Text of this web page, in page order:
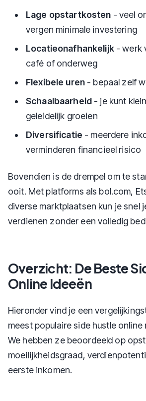
Lage opstartkosten - veel
vergen minimale investering
Locatieonafhankelijk- werk
café of onderweg
Flexibele uren - bepaal zelf
Schaalbaarheid - je kunt
geleidelijk groeien
Diversificatie - meerdere
verminderen financieel risico
Bovendien is de drempel om te
ooit. Met platforms als bol.com,
diverse marktplaatsen kun je snel
verdienen zonder een volledig
Overzicht: De Beste
Online Ideeën
Hieronder vind je een
meest populaire side hustle online
We hebben ze beoordeeld op
moeilijkheidsgraad,
eerste inkomen.